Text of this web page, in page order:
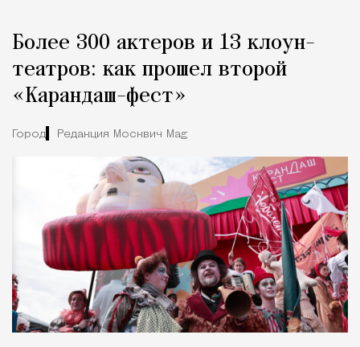
Более 300 актеров и 13 клоун-
театров: как прошел второй
«Карандаш-фест»
Город Редакция Москвич Mag